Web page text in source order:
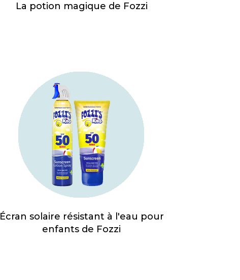
La potion magique de Fozzi
Écran solaire résistant à l'eau pour
enfants de Fozzi